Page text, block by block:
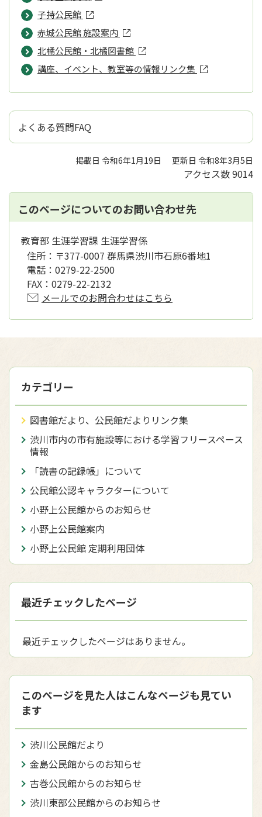
子持公民館
赤城公民館 施設案内
北橘公民館・北橘図書館
講座、イベント、教室等の情報リンク集
よくある質問FAQ
掲載日 令和6年1月19日 更新日 令和8年3月5日
アクセス数9014
このページについてのお問い合わせ先
教育部 生涯学習課 生涯学習係
住所： 〒377-0007 群馬県渋川市石原6番地1
電話： 0279-22-2500
FAX： 0279-22-2132
メールでのお問合わせはこちら
カテゴリー
図書館だより、公民館だよりリンク集
渋川市内の市有施設等における学習フリースペース
情報
「読書の記録帳」について
公民館公認キャラクターについて
小野上公民館からのお知らせ
小野上公民館案内
小野上公民館 定期利用団体
最近チェックしたページ
最近チェックしたページはありません。
このページを見た人はこんなページも見てい
ます
渋川公民館だより
金島公民館からのお知らせ
古巻公民館からのお知らせ
渋川東部公民館からのお知らせ